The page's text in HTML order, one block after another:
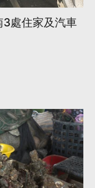
3處住家及汽車